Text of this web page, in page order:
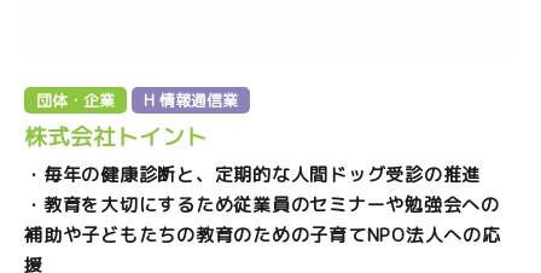
団体・企業 H 情報通信業
株式会社トイント
・毎年の健康診断と、定期的な人間ドッグ受診の推進
・教育を大切にするため従業員のセミナーや勉強会への
補助や子どもたちの教育のための子育てNPO法人への応
援